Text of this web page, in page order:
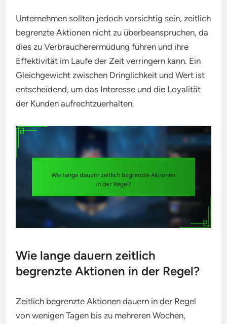
Unternehmen sollten jedoch vorsichtig sein, zeitlich
begrenzte Aktionen nicht zu überbeanspruchen, da
dies zu Verbraucherermüdung führen und ihre
Effektivität im Laufe der Zeit verringern kann. Ein
Gleichgewicht zwischen Dringlichkeit und Wert ist
entscheidend, um das Interesse und die Loyalität
der Kunden aufrechtzuerhalten.
Wie lange dauern zeitlich
begrenzte Aktionen in der Regel?
Zeitlich begrenzte Aktionen dauern in der Regel
von wenigen Tagen bis zu mehreren Wochen,